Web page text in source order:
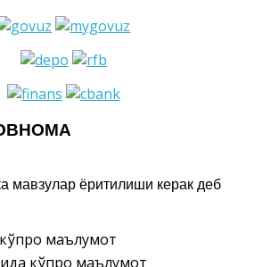
мавзулар ёритилиши керак деб
маълумот
кўпроқ маълумот